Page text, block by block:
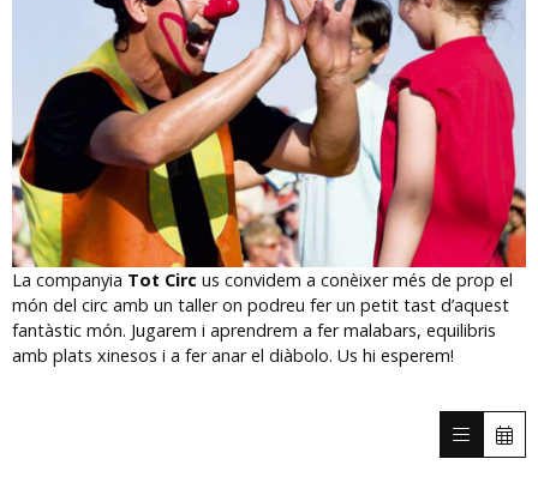
Diapositiva 1 de 1
La companyia Tot Circ us convidem a conèixer més de prop el
món del circ amb un taller on podreu fer un petit tast d’aquest
fantàstic món. Jugarem i aprendrem a fer malabars, equilibris
amb plats xinesos i a fer anar el diàbolo. Us hi esperem!